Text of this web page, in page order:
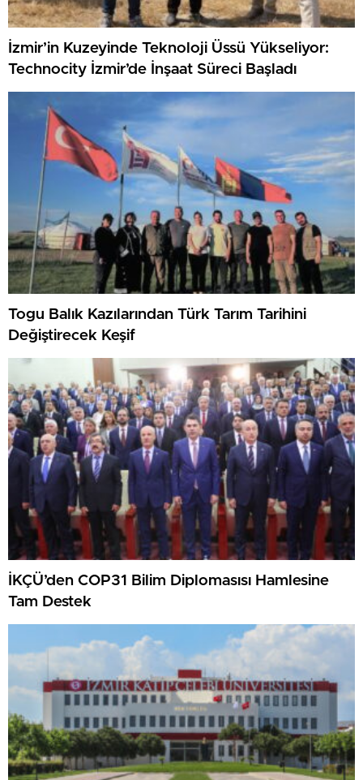
İzmir’in Kuzeyinde Teknoloji Üssü Yükseliyor:
Technocity İzmir’de İnşaat Süreci Başladı
Togu Balık Kazılarından Türk Tarım Tarihini
Değiştirecek Keşif
İKÇÜ’den COP31 Bilim Diplomasısı Hamlesine
Tam Destek